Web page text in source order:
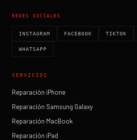
REDES SOCIALES
INSTAGRAM FACEBOOK TIKTOK
WHATSAPP
SERVICIOS
Reparación iPhone
Reparación Samsung Galaxy
Reparación MacBook
Reparación iPad